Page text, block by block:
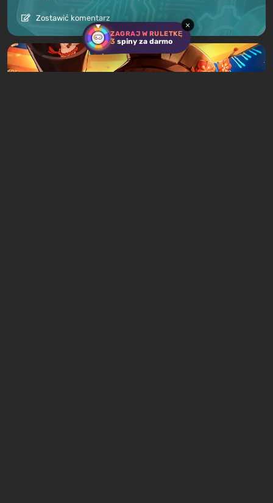
ZAGRAJ W RULETKĘ
3 spiny za darmo
×
Zostawić komentarz